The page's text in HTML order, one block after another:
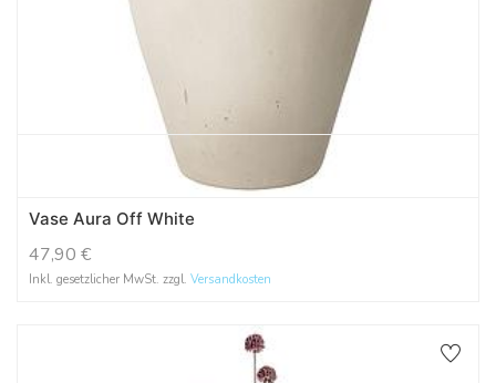
Vase Aura Off White
47,90 €
Inkl. gesetzlicher MwSt. zzgl. Versandkosten